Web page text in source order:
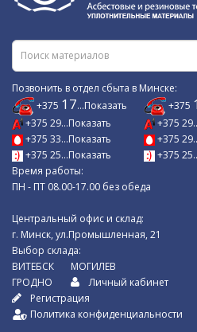
Позвонить в отдел сбыта в Минске:
+375 17...Показать
+375 29...Показать
+375 33...Показать
+375 25...Показать
+375
+375
+375
+375
Время работы:
ПН - ПТ 08.00-17.00 без обеда
Центральный офис и склад:
г. Минск, ул.Промышленная, 21
Выбор склада:
ВИТЕБСК
ГРОДНО
МОГИЛЕВ
Личный кабинет
Регистрация
Политика конфиденциальности